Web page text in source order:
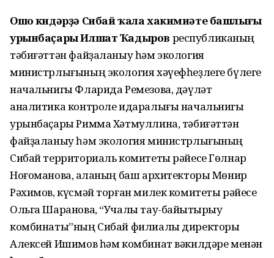
Ошо көндәрҙә Сибай ҡала хакимиәте башлығы
урынбаҫары Илшат Ҡадыров республиканың
тәбиғәттән файҙаланыу һәм экология
министрлығының экология хәүефһеҙлеге бүлеге
начальнигы Фларида Ремезова, дәүләт
аналитика контроле идаралығы начальнигы
урынбаҫары Римма Хәтмуллина, тәбиғәттән
файҙаланыу һәм экология министрлығының
Сибай территориаль комитеты рәйесе Гөлнар
Ноғоманова, ҡаланың баш архитекторы Мөнир
Рәхимов, күсмәй торған милек комитеты рәйесе
Ольга Шаранова, “Учалы тау-байыҡтырыу
комбинаты”ның Сибай филиалы директоры
Алексей Ишимов һәм комбинат вәкилдәре менән